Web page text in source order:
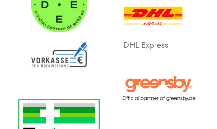
DHL Express